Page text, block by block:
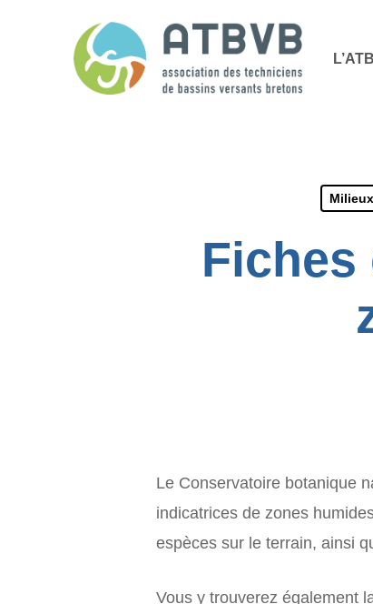
Fiches
Le Conservatoire botanique
indicatrices de zones
espèces sur le terrain, ainsi
Vous y trouverez également